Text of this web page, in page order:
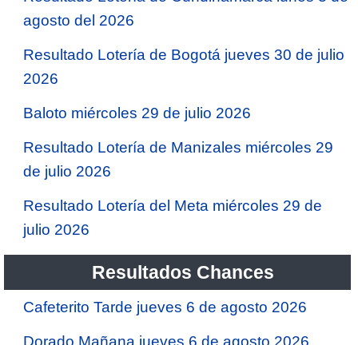
agosto del 2026
Resultado Lotería de Bogotá jueves 30 de julio
2026
Baloto miércoles 29 de julio 2026
Resultado Lotería de Manizales miércoles 29
de julio 2026
Resultado Lotería del Meta miércoles 29 de
julio 2026
Resultados Chances
Cafeterito Tarde jueves 6 de agosto 2026
Dorado Mañana jueves 6 de agosto 2026